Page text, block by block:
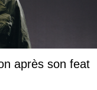
après son feat